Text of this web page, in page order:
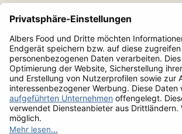
GESCHRIEBEN VON
Peter Wagner
Peter Wagner arbeitet als Food-Journalist mit
in Hamburg und Palma de Mallorca für